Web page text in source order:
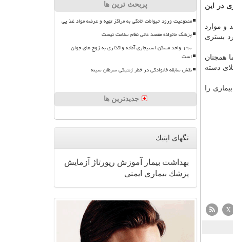
در این
و موارد
بستری
همچنان
دسته
را
X
پربحث ترین ها
ممنوعیت ورود حیوانات خانگی به مراکز تهیه و عرضه مواد غذایی
پزشک خانواده مقصد غائی نظام سلامت نیست
۱۹۰ واحد مسکن استیجاری آماده واگذاری به زوج های جوان
است
نقش سابقه خانوادگی در خطر ژنتیکی سرطان سینه
جدیدترین ها
تگهای اپتیك
بهداشت بیمار آموزش رپورتاژ
آزمایش
پزشك بیماری ایمنی